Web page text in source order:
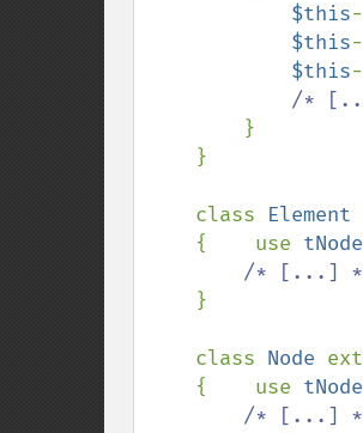
$this
$this
$this
/*
}
    class
Element
{    use tNode
/* [...]
}
    class
Node
{    use tNode
/* [...]